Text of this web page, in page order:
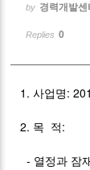
by 경력개발센
Replies 0
1. 사업명:
2. 목 적:
- 열정과 잠